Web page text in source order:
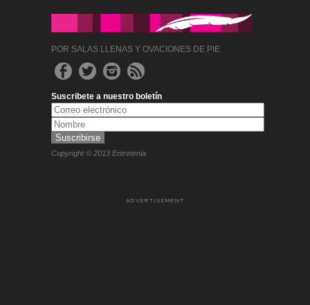
POR SALAS LLENAS Y OVACIONES DE PIE
Suscribete a nuestro boletín
Copyright © 2013 Entretenia
ADVERTISEMENT